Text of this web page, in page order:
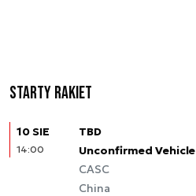
Starty rakiet
10 SIE
14:00
TBD
Unconfirmed Vehicle
CASC
China